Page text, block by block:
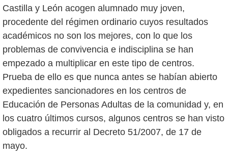
Castilla y León acogen alumnado muy joven,
procedente del régimen ordinario cuyos resultados
académicos no son los mejores, con lo que los
problemas de convivencia e indisciplina se han
empezado a multiplicar en este tipo de centros.
Prueba de ello es que nunca antes se habían abierto
expedientes sancionadores en los centros de
Educación de Personas Adultas de la comunidad y, en
los cuatro últimos cursos, algunos centros se han visto
obligados a recurrir al Decreto 51/2007, de 17 de
mayo.